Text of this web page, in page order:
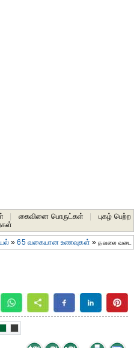
கைவினை பொருட்கள்
புகழ் பெற்ற
»65 வகையான உணவுகள் »தவலை வடை